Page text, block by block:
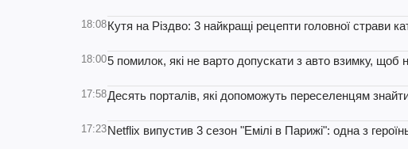
18:08Кутя на Різдво: 3 найкращі рецепти головної страви
18:005 помилок, які не варто допускати з авто взимку, щоб
17:58Десять порталів, які допоможуть переселенцям
17:23Netflix випустив 3 сезон "Емілі в Парижі": одна з